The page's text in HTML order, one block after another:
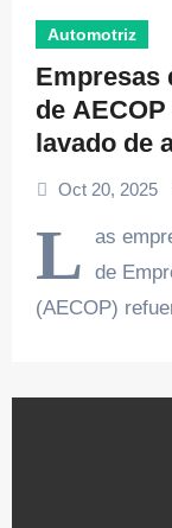
Automotriz
Empresas
de
lavado de
Oct 20, 2025
L
as
de
(AECOP)